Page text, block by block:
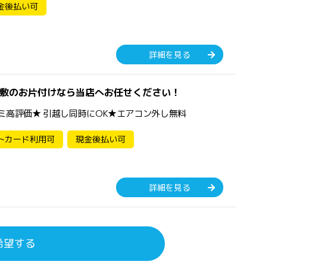
後払い可
詳細を見る
のお片付けなら当店へお任せください！
評価★ 引越し同時にOK★エアコン外し無料
カード利用可 現金後払い可
詳細を見る
する